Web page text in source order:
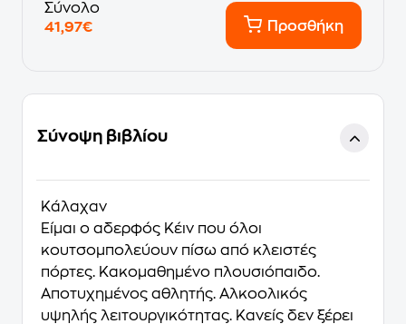
Σύνολο
41,97€
Προσθήκη
Σύνοψη βιβλίου
Κάλαχαν
Είμαι ο αδερφός Κέιν που όλοι
κουτσομπολεύουν πίσω από κλειστές
πόρτες. Κακομαθημένο πλουσιόπαιδο.
Αποτυχημένος αθλητής. Αλκοολικός
υψηλής λειτουργικότητας. Κανείς δεν ξέρει